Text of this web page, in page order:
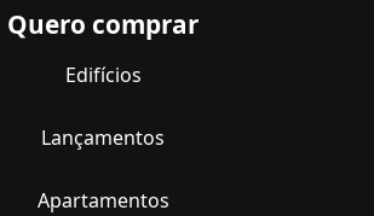
Quero comprar
Edifícios
Lançamentos
Apartamentos